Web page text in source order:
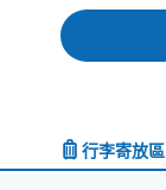
forward
interact
and行李寄放區